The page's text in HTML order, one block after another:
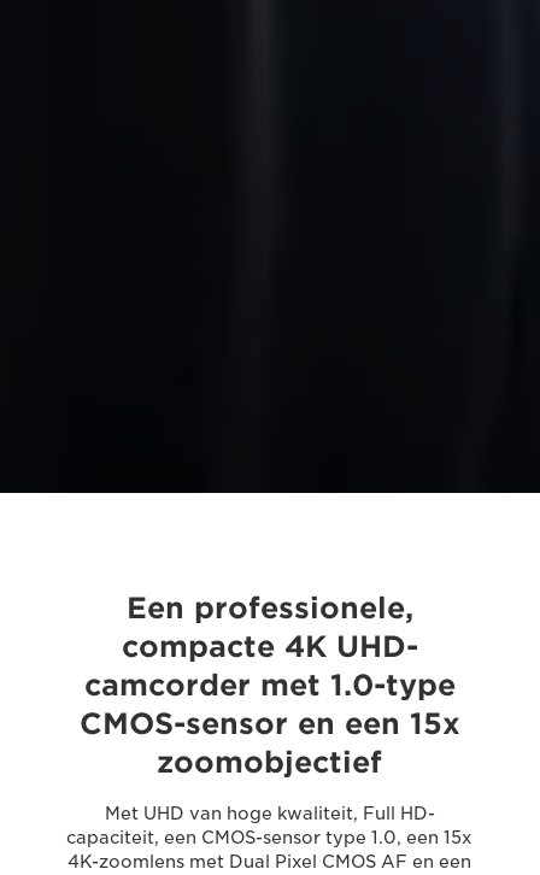
Een professionele,
compacte 4K UHD-
camcorder met 1.0-type
CMOS-sensor en een 15x
zoomobjectief
Met UHD van hoge kwaliteit, Full HD-
capaciteit, een CMOS-sensor type 1.0, een 15x
4K-zoomlens met Dual Pixel CMOS AF en een